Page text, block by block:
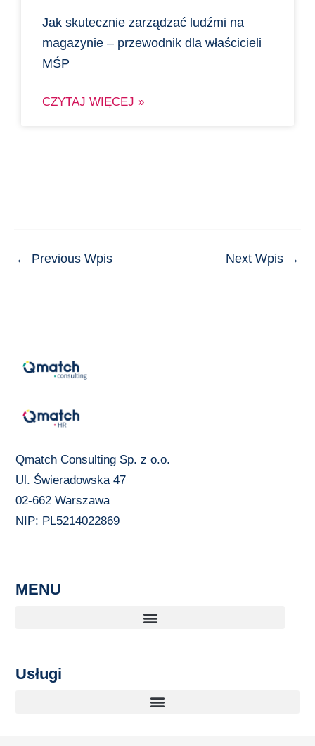
Jak skutecznie zarządzać ludźmi na
magazynie – przewodnik dla właścicieli
MŚP
CZYTAJ WIĘCEJ »
← Previous Wpis Next Wpis →
Qmatch Consulting Sp. z o.o.
Ul. Świeradowska 47
02-662 Warszawa
NIP: PL5214022869
MENU
Usługi